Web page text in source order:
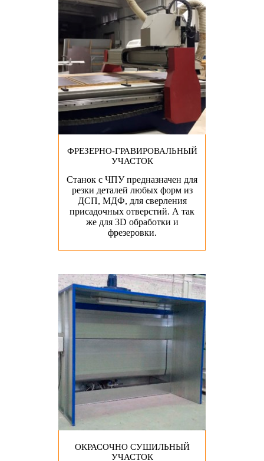
ФРЕЗЕРНО-ГРАВИРОВАЛЬНЫЙ
УЧАСТОК
Станок с ЧПУ предназначен для
резки деталей любых форм из
ДСП, МДФ, для сверления
присадочных отверстий. А так
же для 3D обработки и
фрезеровки.
ОКРАСОЧНО СУШИЛЬНЫЙ
УЧАСТОК